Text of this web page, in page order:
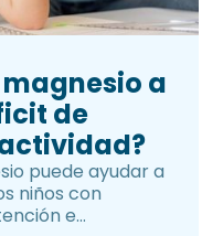
a
de
puede ayudar a
niños con
e